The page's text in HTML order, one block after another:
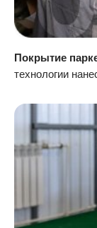
Покрытие
технологии